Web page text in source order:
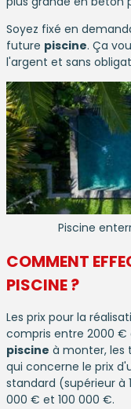
Soyez fixé en
future piscine. Ça
l'argent et sans
Piscine
COMMENT
PISCINE?
Les prix pour la
compris entre 2000 €
piscine à monter, les
qui concerne le prix
standard (supérieur à
000 € et 100 000 €.